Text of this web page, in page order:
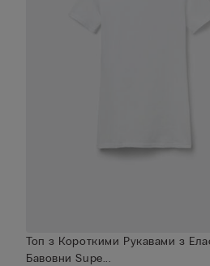
Топ з Короткими Рукавами з
Бавовни Supe...